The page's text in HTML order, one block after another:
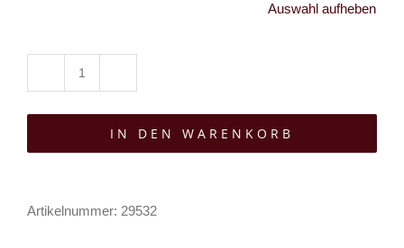
Auswahl aufheben
Harness
Cathedralis
IN DEN WARENKORB
Artikelnummer: 29532